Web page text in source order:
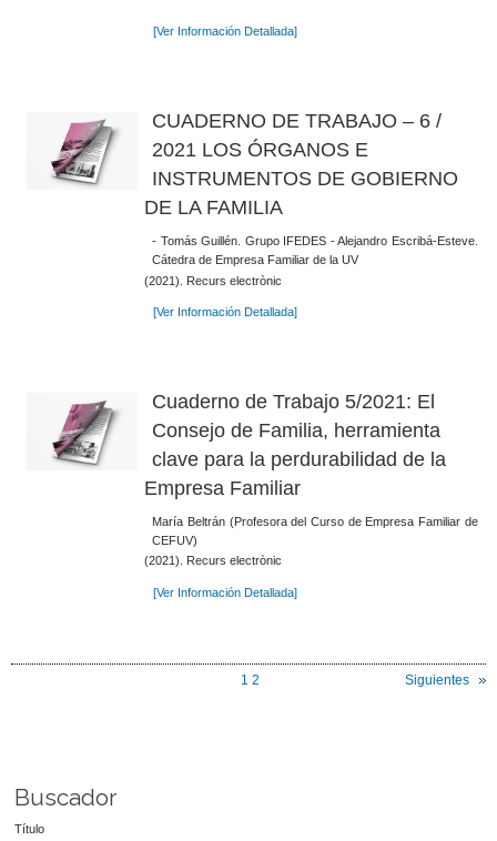
[Ver Información Detallada]
CUADERNO DE TRABAJO – 6 /
2021 LOS ÓRGANOS E
INSTRUMENTOS DE GOBIERNO
DE LA FAMILIA
- Tomás Guillén. Grupo IFEDES - Alejandro Escribá-Esteve.
Cátedra de Empresa Familiar de la UV
(2021). Recurs electrònic
[Ver Información Detallada]
Cuaderno de Trabajo 5/2021: El
Consejo de Familia, herramienta
clave para la perdurabilidad de la
Empresa Familiar
María Beltrán (Profesora del Curso de Empresa Familiar de
CEFUV)
(2021). Recurs electrònic
[Ver Información Detallada]
Siguientes
1 2
Buscador
Título